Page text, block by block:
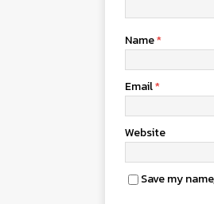
Name*
Email*
Website
Save my